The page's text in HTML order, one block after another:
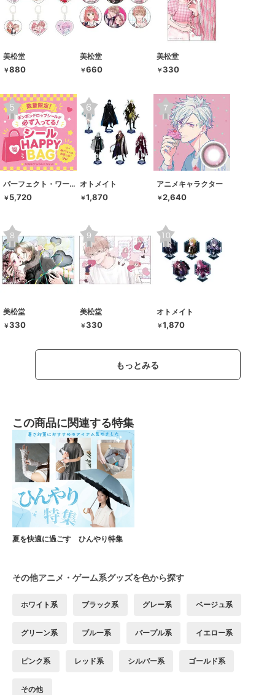
美松堂
￥880
美松堂
￥660
美松堂
￥330
パーフェクト・ワールド・トーキョー
￥ 5,720
オトメイト
￥1,870
アニメキャラクター
￥2,640
美松堂
￥330
美松堂
￥330
オトメイト
￥1,870
もっとみる
この商品に関連する特集
夏を快適に過ごす ひんやり特集
その他アニメ・ゲーム系グッズを色から探す
ホワイト系 ブラック系 グレー系 ベージュ系
グリーン系 ブルー系 パープル系 イエロー系
ピンク系 レッド系 シルバー系 ゴールド系
その他